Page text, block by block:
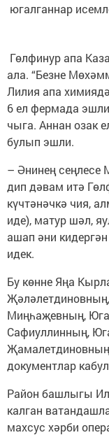
югалганнар
Гөлфинур апа
ала. “Безне
Лилия апа
6 ел фермада эшли
чыга. Аннан озак
булып эшли.
– Әнинең сеңлесе
дип дәвам итә
күчтәнәчкә чия,
иде), матур шәл,
ашап әни
идек.
Бу көнне Яңа
Миңһаҗевның,
Сафиуллинның,
документлар
Район башлыгы
калган
махсус хәрби